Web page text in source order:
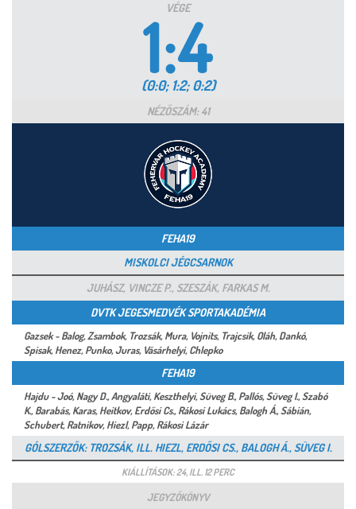
VÉGE
1:4
(0:0; 1:2; 0:2)
NÉZŐSZÁM: 41
FEHA19
MISKOLCI JÉGCSARNOK
JUHÁSZ, VINCZE P., SZESZÁK, FARKAS M.
DVTK JEGESMEDVÉK SPORTAKADÉMIA
Gazsek - Balog, Zsambok, Trozsák, Mura, Vojnits, Trajcsik, Oláh, Dankó,
Spisak, Henez, Punko, Juras, Vásárhelyi, Chlepko
FEHA19
Hajdu - Joó, Nagy D., Angyaláti, Keszthelyi, Süveg B., Pallós, Süveg I., Szabó
K., Barabás, Karas, Heitkov, Erdősi Cs., Rákosi Lukács, Balogh Á., Sábián,
Schubert, Ratnikov, Hiezl, Papp, Rákosi Lázár
GÓLSZERZŐK: TROZSÁK, ILL. HIEZL, ERDŐSI CS., BALOGH Á., SÜVEG I.
KIÁLLÍTÁSOK: 24, ILL. 12 PERC
JEGYZŐKÖNYV